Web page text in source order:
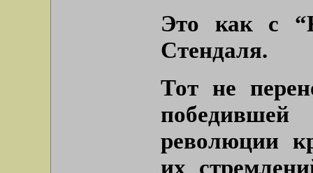
Это как с
Стендаля.
Тот не
революции
их